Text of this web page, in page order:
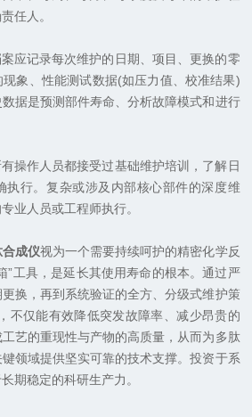
任人。
记录每次维护的日期、项目、更换的零
象、性能测试数据(如压力值、校准结果)
据是预测部件寿命、分析故障模式和进行
作人员都接受过基础维护培训，了解日
执行。复杂或涉及内部核心部件的深度维
业人员或工程师执行。
成仪视为一个需要持续呵护的精密化学反
”工具，是延长其使用寿命的根本。通过严
换，再到系统验证的全方、分级式维护策
不仅能有效降低突发故障率、减少昂贵的
艺的重现性与产物的高质量，从而为多肽
领域提供坚实可靠的技术支撑。投资于系
期稳定的科研生产力。